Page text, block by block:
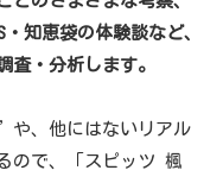
知恵袋の体験談など、
査・分析します。
や、他にはないリアル
ので、「スピッツ 楓